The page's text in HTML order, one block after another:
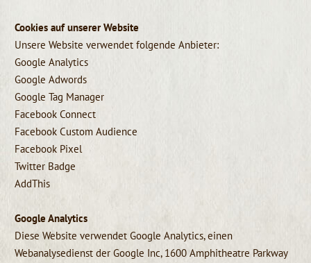
Cookies auf unserer Website
Unsere Website verwendet folgende Anbieter:
Google Analytics
Google Adwords
Google Tag Manager
Facebook Connect
Facebook Custom Audience
Facebook Pixel
Twitter Badge
AddThis
Google Analytics
Diese Website verwendet Google Analytics, einen
Webanalysedienst der Google Inc, 1600 Amphitheatre Parkway